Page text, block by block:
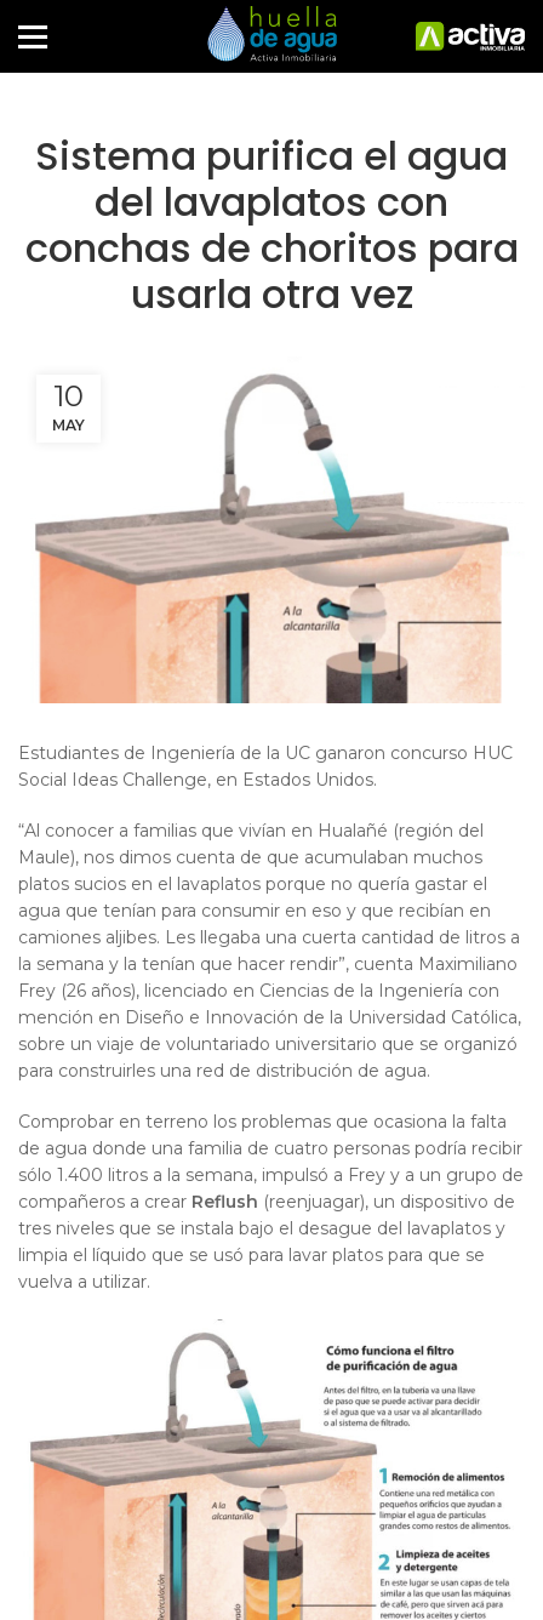
Sistema purifica el agua
del lavaplatos con
conchas de choritos para
usarla otra vez
10
MAY
Estudiantes de Ingeniería de la UC ganaron concurso HUC
Social Ideas Challenge, en Estados Unidos.
“Al conocer a familias que vivían en Hualañé (región del
Maule), nos dimos cuenta de que acumulaban muchos
platos sucios en el lavaplatos porque no quería gastar el
agua que tenían para consumir en eso y que recibían en
camiones aljibes. Les llegaba una cuerta cantidad de litros a
la semana y la tenían que hacer rendir”, cuenta Maximiliano
Frey (26 años), licenciado en Ciencias de la Ingeniería con
mención en Diseño e Innovación de la Universidad Católica,
sobre un viaje de voluntariado universitario que se organizó
para construirles una red de distribución de agua.
Comprobar en terreno los problemas que ocasiona la falta
de agua donde una familia de cuatro personas podría recibir
sólo 1.400 litros a la semana, impulsó a Frey y a un grupo de
compañeros a crear Reflush (reenjuagar), un dispositivo de
tres niveles que se instala bajo el desague del lavaplatos y
limpia el líquido que se usó para lavar platos para que se
vuelva a utilizar.